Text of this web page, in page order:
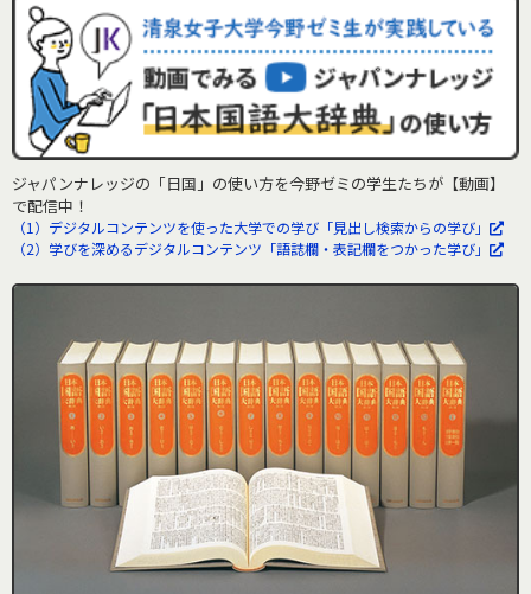
ジャパンナレッジの「日国」の使い方を今野ゼミの学生たちが【動画】
で配信中！
（1）デジタルコンテンツを使った大学での学び「見出し検索からの学び」
（2）学びを深めるデジタルコンテンツ「語誌欄・表記欄をつかった学び」